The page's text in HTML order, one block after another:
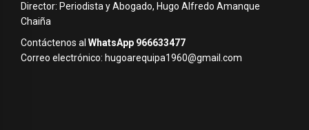
Director: Periodista y Abogado, Hugo Alfredo Amanque
Chaiña
Contáctenos al WhatsApp 966633477
Correo electrónico: hugoarequipa1960@gmail.com